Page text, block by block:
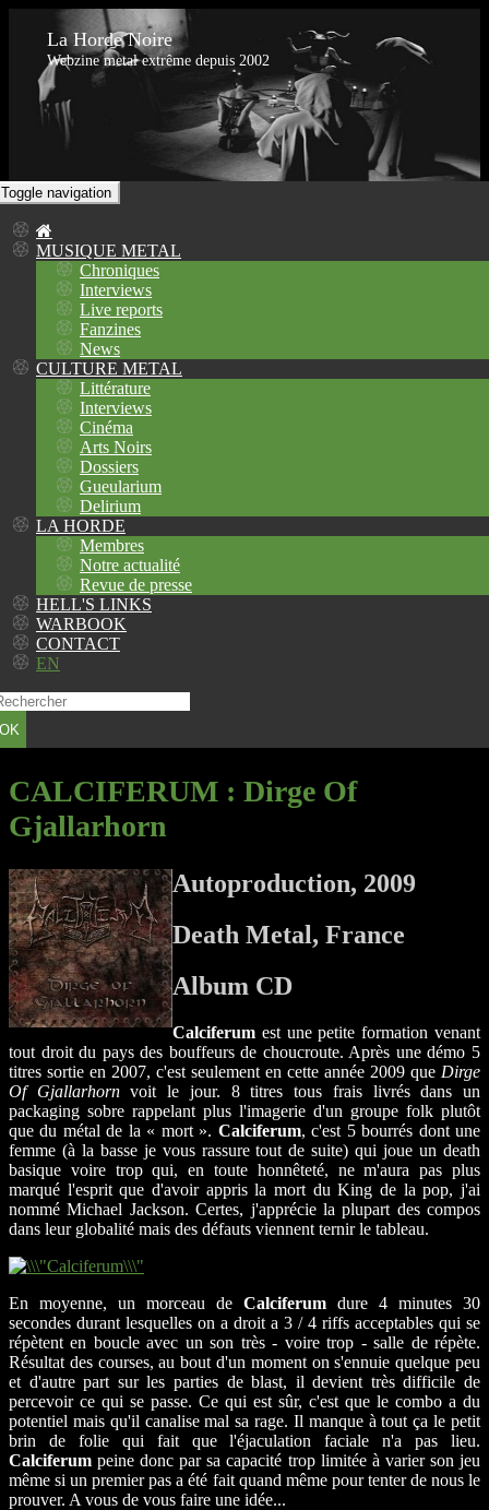
La Horde Noire
Webzine metal extrême depuis 2002
Toggle navigation
MUSIQUE METAL
Chroniques
Interviews
Live reports
Fanzines
News
CULTURE METAL
Littérature
Interviews
Cinéma
Arts Noirs
Dossiers
Gueularium
Delirium
LA HORDE
Membres
Notre actualité
Revue de presse
HELL'S LINKS
WARBOOK
CONTACT
EN
OK
CALCIFERUM : Dirge Of
Gjallarhorn
Autoproduction, 2009
Death Metal, France
Album CD
Calciferum est une petite formation venant
tout droit du pays des bouffeurs de choucroute. Après une démo 5
titres sortie en 2007, c'est seulement en cette année 2009 que Dirge
Of Gjallarhornvoit le jour. 8 titres tous frais livrés dans un
packaging sobre rappelant plus l'imagerie d'un groupe folk plutôt
que du métal de la « mort ». Calciferum, c'est 5 bourrés dont une
femme (à la basse je vous rassure tout de suite) qui joue un death
basique voire trop qui, en toute honnêteté, ne m'aura pas plus
marqué l'esprit que d'avoir appris la mort du King de la pop, j'ai
nommé Michael Jackson. Certes, j'apprécie la plupart des compos
dans leur globalité mais des défauts viennent ternir le tableau.
En moyenne, un morceau de Calciferum dure 4 minutes 30
secondes durant lesquelles on a droit a 3 / 4 riffs acceptables qui se
répètent en boucle avec un son très - voire trop - salle de répète.
Résultat des courses, au bout d'un moment on s'ennuie quelque peu
et d'autre part sur les parties de blast, il devient très difficile de
percevoir ce qui se passe. Ce qui est sûr, c'est que le combo a du
potentiel mais qu'il canalise mal sa rage. Il manque à tout ça le petit
brin de folie qui fait que l'éjaculation faciale n'a pas lieu.
Calciferum peine donc par sa capacité trop limitée à varier son jeu
même si un premier pas a été fait quand même pour tenter de nous le
prouver. A vous de vous faire une idée...